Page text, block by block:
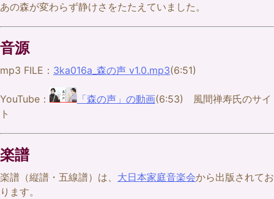
あの森が変わらず静けさをたたえていました。
音源
mp3 FILE： 3ka016a_森の声 v1.0.mp3(6:51)
YouTube： 「森の声」の動画(6:53) 風間禅寿氏のサイ
ト
楽譜
楽譜（縦譜・五線譜）は、 大日本家庭音楽会から出版されてお
ります。